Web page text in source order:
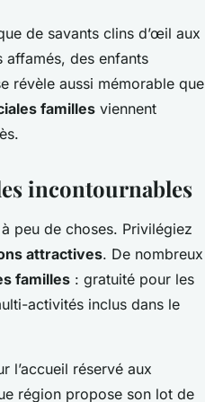
de savants clins d’œil aux
affamés, des enfants
révèle aussi mémorable que
familles viennent
incontournables
peu de choses. Privilégiez
attractives. De nombreux
familles : gratuité pour les
activités inclus dans le
l’accueil réservé aux
région propose son lot de